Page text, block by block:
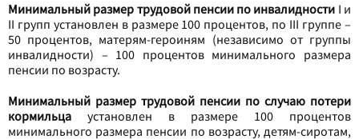
Минимальный размер трудовой пенсии по инвалидности I и
II групп установлен в размере 100 процентов, по III группе –
50 процентов, матерям-героиням (независимо от группы
инвалидности) – 100 процентов минимального размера
пенсии по возрасту.
Минимальный размер трудовой пенсии по случаю потери
кормильца установлен в размере 100 процентов
минимального размера пенсии по возрасту, детям-сиротам,